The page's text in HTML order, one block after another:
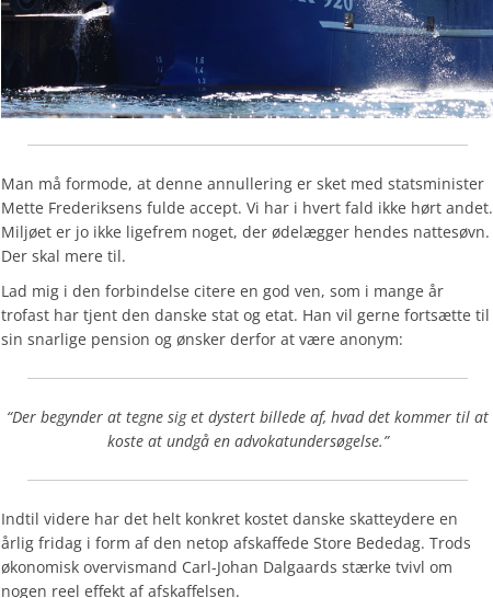
Man må formode, at denne annullering er sket med statsminister
Mette Frederiksens fulde accept. Vi har i hvert fald ikke hørt andet.
Miljøet er jo ikke ligefrem noget, der ødelægger hendes nattesøvn.
Der skal mere til.
Lad mig i den forbindelse citere en god ven, som i mange år
trofast har tjent den danske stat og etat. Han vil gerne fortsætte til
sin snarlige pension og ønsker derfor at være anonym:
“Der begynder at tegne sig et dystert billede af, hvad det kommer til at
koste at undgå en advokatundersøgelse.”
Indtil videre har det helt konkret kostet danske skatteydere en
årlig fridag i form af den netop afskaffede Store Bededag. Trods
økonomisk overvismand Carl-Johan Dalgaards stærke tvivl om
nogen reel effekt af afskaffelsen.